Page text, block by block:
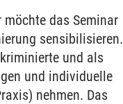
das Seminar
sensibilisieren.
und als
und individuelle
nehmen. Das